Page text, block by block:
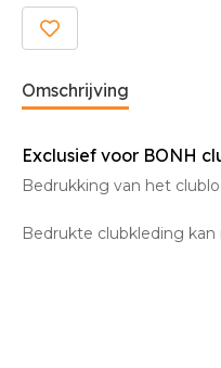
Omschrijving
Exclusief voor BONH
Bedrukking van het
Bedrukte clubkleding